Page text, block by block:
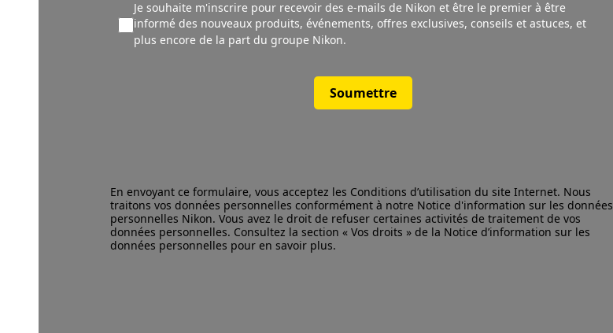
Je souhaite m'inscrire pour recevoir des e-mails de Nikon et être le premier à être
informé des nouveaux produits,événements, offres exclusives, conseils et astuces, et
plus encore de la part du groupe Nikon.
Soumettre
En envoyant ce formulaire, vous acceptez les Conditions d’utilisation du site Internet. Nous
traitons vos données personnelles conformément à notre Notice d'information sur les données
personnelles Nikon. Vous avez le droit de refuser certaines activités de traitement de vos
données personnelles. Consultez la section « Vos droits » de la Notice d’information sur les
données personnelles pour en savoir plus.